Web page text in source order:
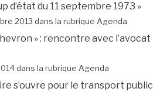
d’état du 11 septembre 1973 »
2013 dans la rubrique Agenda
» : rencontre avec l’avocat
dans la rubrique Agenda
s’ouvre pour le transport public